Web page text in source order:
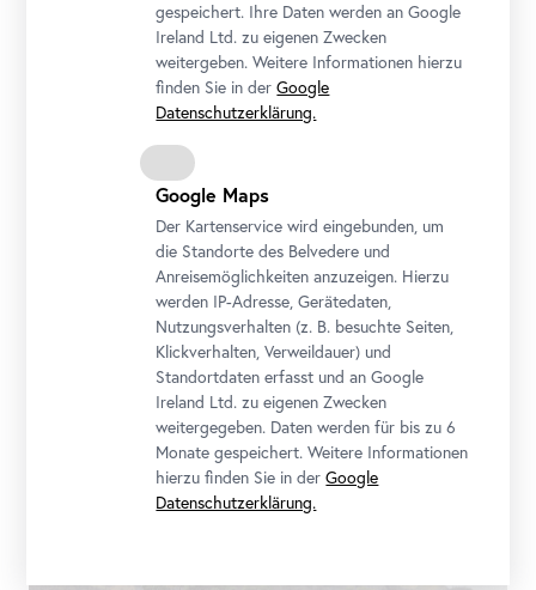
Ferdinand Georg Waldmüller, Partie bei Dorf Ahorn mit Loser und
Kunst Museum Winterthur, Stiftung Oskar Reinhart, Ankauf 1932,
Foto: SIK-ISEA, Zürich, Philipp Hitz
gespeichert. Ihre Daten werden an Google
Ireland Ltd. zu eigenen Zwecken
weitergeben. Weitere Informationen hierzu
finden Sie in derGoogle
Datenschutzerklärung.
Google Maps
Der Kartenservice wird eingebunden, um
die Standorte des Belvedere und
Anreisemöglichkeiten anzuzeigen. Hierzu
werden IP-Adresse, Gerätedaten,
Nutzungsverhalten (z. B. besuchte Seiten,
Klickverhalten, Verweildauer) und
Standortdaten erfasst und an Google
Ireland Ltd. zu eigenen Zwecken
weitergegeben. Daten werden für bis zu 6
Monate gespeichert. Weitere Informationen
hierzu finden Sie in derGoogle
Datenschutzerklärung.